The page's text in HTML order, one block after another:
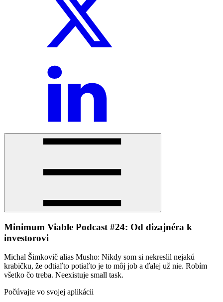
Minimum Viable Podcast #24: Od dizajnéra k
investorovi
Michal Šimkovič alias Musho: Nikdy som si nekreslil nejakú
krabičku, že odtiaľto potiaľto je to môj job a ďalej už nie. Robím
všetko čo treba. Neexistuje small task.
Počúvajte vo svojej aplikácii